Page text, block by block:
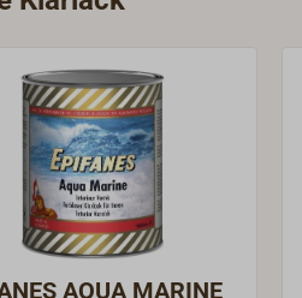
AQUA MARINE